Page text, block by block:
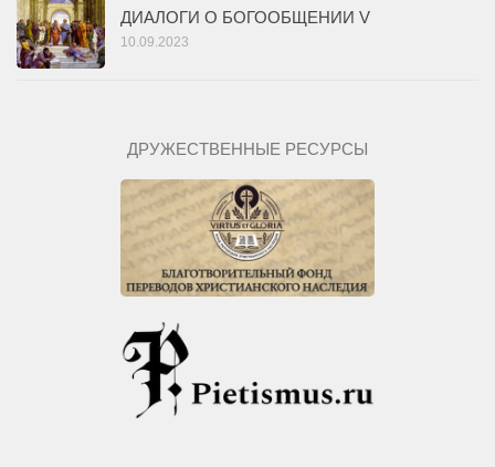
ДИАЛОГИ О БОГООБЩЕНИИ V
10.09.2023
ДРУЖЕСТВЕННЫЕ РЕСУРСЫ